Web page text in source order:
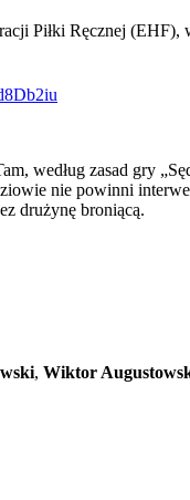
Piłki Ręcznej
według zasad gry
nie powinni
drużynę broniącą.
, Wiktor